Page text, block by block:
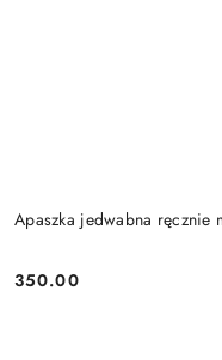
Apaszka jedwabna ręcznie
Cena:
350.00